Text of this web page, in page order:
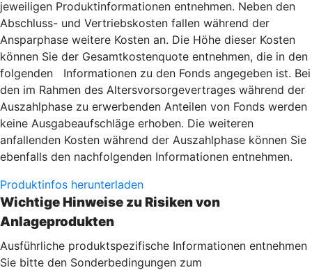
jeweiligen Produktinformationen entnehmen. Neben den
Abschluss- und Vertriebskosten fallen während der
Ansparphase weitere Kosten an. Die Höhe dieser Kosten
können Sie der Gesamtkostenquote entnehmen, die in den
folgenden Informationen zu den Fonds angegeben ist. Bei
den im Rahmen des Altersvorsorgevertrages während der
Auszahlphase zu erwerbenden Anteilen von Fonds werden
keine Ausgabeaufschläge erhoben. Die weiteren
anfallenden Kosten während der Auszahlphase können Sie
ebenfalls den nachfolgenden Informationen entnehmen.
Produktinfos herunterladen
Wichtige Hinweise zu Risiken von
Anlageprodukten
Ausführliche produktspezifische Informationen entnehmen
Sie bitte den Sonderbedingungen zum